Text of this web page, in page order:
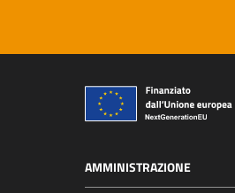
AMMINISTRAZIONE